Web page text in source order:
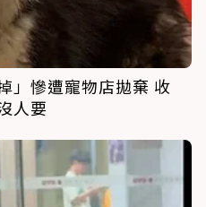
」慘遭寵物店拋棄 收
人要